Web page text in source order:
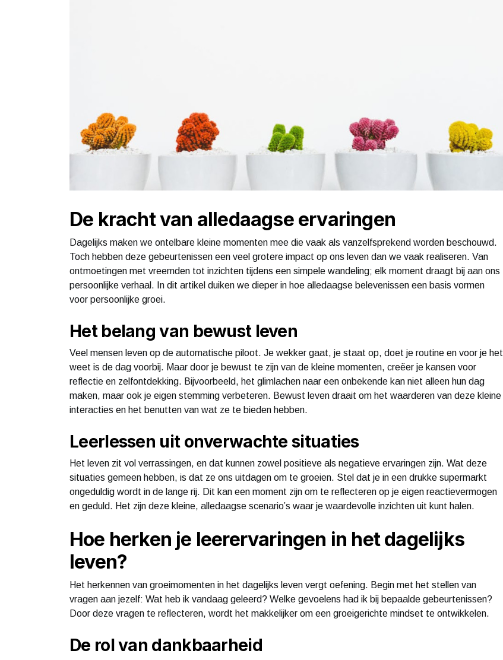
De kracht van alledaagse ervaringen
Dagelijks maken we ontelbare kleine momenten mee die vaak als vanzelfsprekend worden beschouwd.
Toch hebben deze gebeurtenissen een veel grotere impact op ons leven dan we vaak realiseren. Van
ontmoetingen met vreemden tot inzichten tijdens een simpele wandeling; elk moment draagt bij aan ons
persoonlijke verhaal. In dit artikel duiken we dieper in hoe alledaagse belevenissen een basis vormen
voor persoonlijke groei.
Het belang van bewust leven
Veel mensen leven op de automatische piloot. Je wekker gaat, je staat op, doet je routine en voor je het
weet is de dag voorbij. Maar door je bewust te zijn van de kleine momenten, creëer je kansen voor
reflectie en zelfontdekking. Bijvoorbeeld, het glimlachen naar een onbekende kan niet alleen hun dag
maken, maar ook je eigen stemming verbeteren. Bewust leven draait om het waarderen van deze kleine
interacties en het benutten van wat ze te bieden hebben.
Leerlessen uit onverwachte situaties
Het leven zit vol verrassingen, en dat kunnen zowel positieve als negatieve ervaringen zijn. Wat deze
situaties gemeen hebben, is dat ze ons uitdagen om te groeien. Stel dat je in een drukke supermarkt
ongeduldig wordt in de lange rij. Dit kan een moment zijn om te reflecteren op je eigen reactievermogen
en geduld. Het zijn deze kleine, alledaagse scenario’s waar je waardevolle inzichten uit kunt halen.
Hoe herken je leerervaringen in het dagelijks
leven?
Het herkennen van groeimomenten in het dagelijks leven vergt oefening. Begin met het stellen van
vragen aan jezelf: Wat heb ik vandaag geleerd? Welke gevoelens had ik bij bepaalde gebeurtenissen?
Door deze vragen te reflecteren, wordt het makkelijker om een groeigerichte mindset te ontwikkelen.
De rol van dankbaarheid